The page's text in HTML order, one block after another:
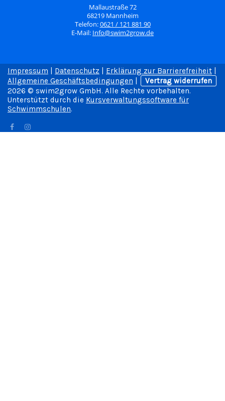
Mallaustraße 72
68219 Mannheim
Telefon:0621 / 121 881 90
E-Mail: Info@swim2grow.de
Impressum Datenschutz Erklärung zur Barrierefreiheit
Allgemeine Geschäftsbedingungen
Vertrag widerrufen
2026 © swim2grow GmbH. Alle Rechte vorbehalten.
Unterstützt durch die Kursverwaltungssoftware für
Schwimmschulen.